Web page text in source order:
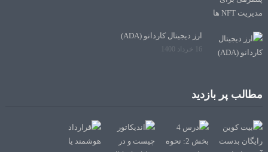
ارز دیجیتال کاردانو (ADA)
16 خرداد 1400
مطالب پر بازدید